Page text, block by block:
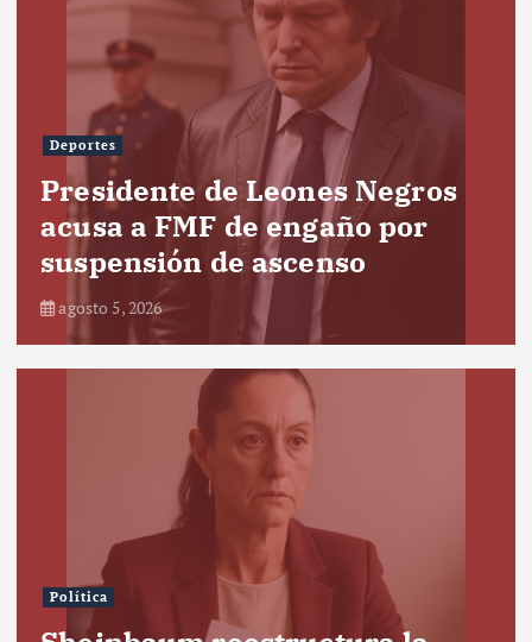
Deportes
Presidente de Leones Negros
acusa a FMF de engaño por
suspensión de ascenso
agosto 5, 2026
Política